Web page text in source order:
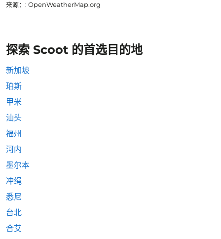
来源： : OpenWeatherMap.org
探索 Scoot 的首选目的地
新加坡
珀斯
甲米
汕头
福州
河内
墨尔本
冲绳
悉尼
台北
合艾